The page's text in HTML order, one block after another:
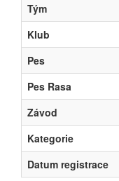
Tým
Klub
Pes
Pes Rasa
Závod
Kategorie
Datum registrace